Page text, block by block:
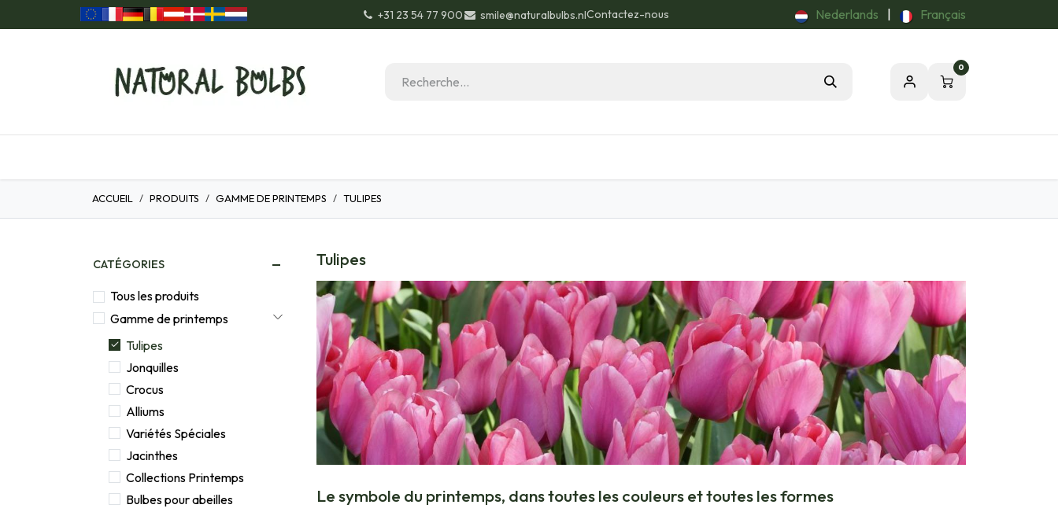
Se rendre au contenu +31 23 54 77 900 smile@naturalbulbs.nlContactez-nous Nederlands Français
0
ACCUEIL PRODUITS GAMME DE PRINTEMPS TULIPES
CATÉGORIES
Tous les produits
Gamme de printemps
Tulipes
Jonquilles
Crocus
Alliums
Variétés Spéciales
Jacinthes
Collections Printemps
Bulbes pour abeilles
Tulipes
Le symbole du printemps, dans toutes les couleurs et toutes les formes